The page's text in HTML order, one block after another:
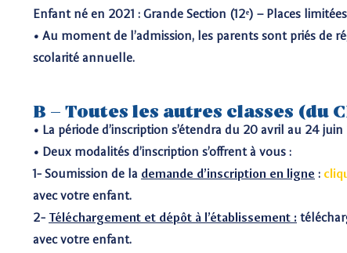
Enfant né en 2021 : Grande Section (12ᵉ) – Places limitées
• Au moment de l’admission, les parents sont priés de
scolarité annuelle.
B – Toutes les autres classes (du
• La période d’inscription s’étendra du 20 avril au 24 juin
• Deux modalités d’inscription s’offrent à vous :
1- Soumission de la demande d’inscription en ligne :
avec votre enfant.
2- Téléchargement et dépôt à l’établissement :
avec votre enfant.